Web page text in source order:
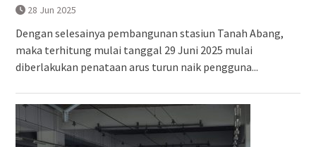
28 Jun 2025
Dengan selesainya pembangunan stasiun Tanah Abang,
maka terhitung mulai tanggal 29 Juni 2025 mulai
diberlakukan penataan arus turun naik pengguna...